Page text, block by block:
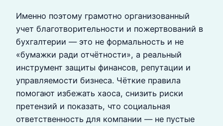
Именно поэтому грамотно организованный
учет благотворительности и пожертвований в
бухгалтерии — это не формальность и не
«бумажки ради отчётности», а реальный
инструмент защиты финансов, репутации и
управляемости бизнеса. Чёткие правила
помогают избежать хаоса, снизить риски
претензий и показать, что социальная
ответственность для компании — не пустые